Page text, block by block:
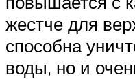
жестче для
способна
воды, но и